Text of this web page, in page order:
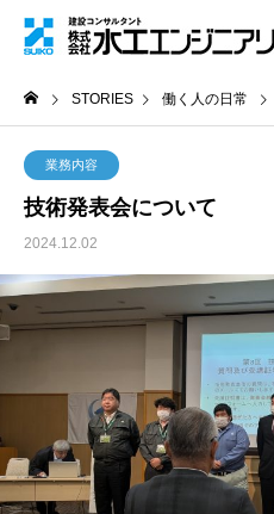
STORIES 働く人の日常
業務内容
技術発表会について
2024.12.02